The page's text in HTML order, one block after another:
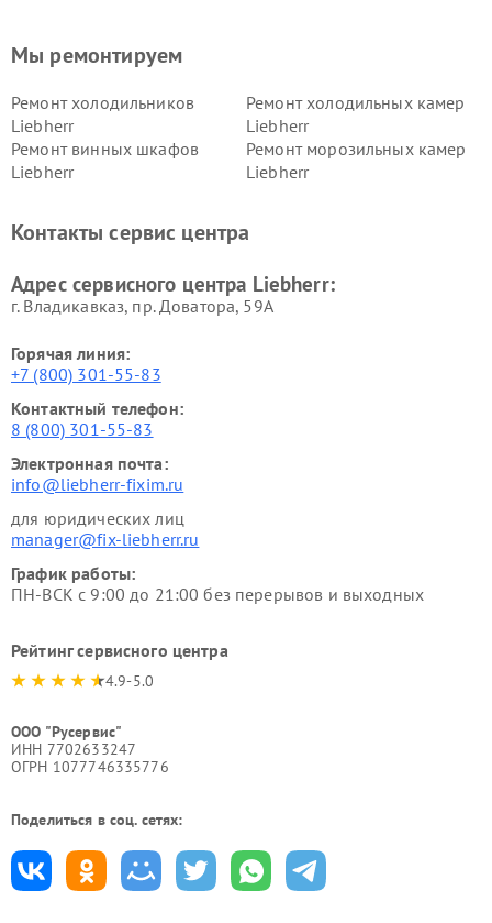
Мы ремонтируем
Ремонт холодильников
Liebherr
Ремонт холодильных камер
Liebherr
Ремонт винных шкафов
Liebherr
Ремонт морозильных камер
Liebherr
Контакты сервис центра
Адрес сервисного центра Liebherr:
г. Владикавказ, пр. Доватора, 59А
Горячая линия:
+7 (800) 301-55-83
Контактный телефон:
8 (800) 301-55-83
Электронная почта:
info@liebherr-fixim.ru
для юридических лиц
manager@fix-liebherr.ru
График работы:
ПН-ВСК с 9:00 до 21:00 без перерывов и выходных
Рейтинг сервисного центра
4.9-5.0
ООО "Русервис"
ИНН 7702633247
ОГРН 1077746335776
Поделиться в соц. сетях: